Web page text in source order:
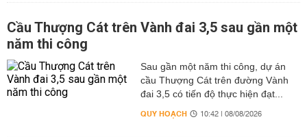
Cầu Thượng Cát trên Vành đai 3,5 sau gần một
năm thi công
Sau gần một năm thi công, dự án
cầu Thượng Cát trên đường Vành
đai 3,5 có tiến độ thực hiện đạt...
QUY HOẠCH 10:42 | 08/08/2026